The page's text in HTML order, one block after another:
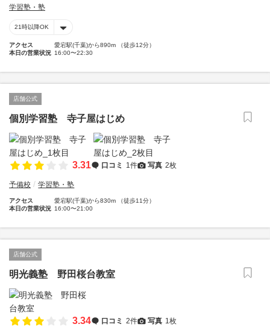
学習塾・塾
21時以降OK
アクセス
愛宕駅(千葉)から890m （徒歩12分）
本日の営業状況 16:00〜22:30
店舗公式
個別学習塾 寺子屋はじめ
3.31 口コミ 1件 写真 2枚
予備校 学習塾・塾
アクセス
愛宕駅(千葉)から830m （徒歩11分）
本日の営業状況 16:00〜21:00
店舗公式
明光義塾 野田桜台教室
3.34 口コミ 2件 写真 1枚